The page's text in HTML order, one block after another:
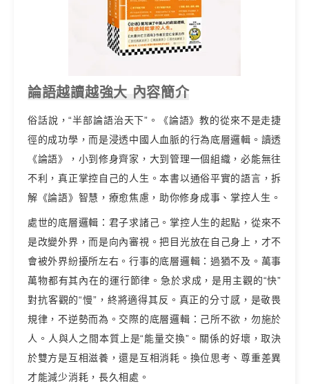
論語越讀越強大 內容簡介
俗話說，“半部論語治天下”。《論語》教的從來不是走捷
徑的成功學，而是浸透中國人血脈的行為底層邏輯。讀透
《論語》，小到修身齊家，大到管理一個組織，必能無往
不利，真正掌控自己的人生。本書以通俗平實的語言，拆
解《論語》智慧，療愈焦慮，助你修身成事、掌控人生。
處世的底層邏輯：君子求諸己。掌控人生的起點，從來不
是改變外界，而是向內審視。把目光放在自己身上，才不
會被外界紛擾所左右。行事的底層邏輯：過猶不及。萬事
萬物都有其內在的運行節律。急於求成，是用主觀的“快”
對抗客觀的“慢”，終將適得其反。真正的分寸感，是敬畏
規律，不逆勢而為。交際的底層邏輯：己所不欲，勿施於
人。人與人之間本質上是“能量交換”。關係的好壞，取決
於雙方是互相滋養，還是互相消耗。換位思考、尊重差異
才能減少消耗，長久相處。